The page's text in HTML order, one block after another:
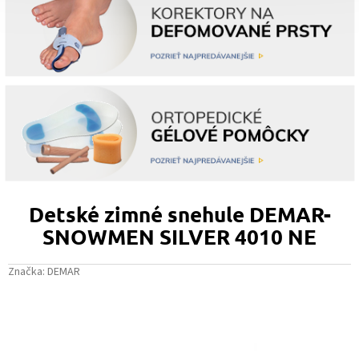
Detské zimné snehule DEMAR-
SNOWMEN SILVER 4010 NE
Značka: DEMAR